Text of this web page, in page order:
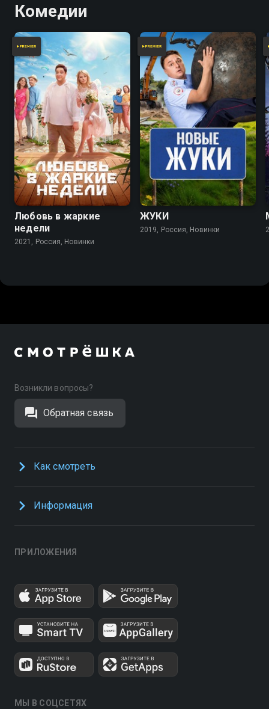
Комедии
Любовь в жаркие
недели
2021, Россия, Новинки
7.8 7.2
ЖУКИ
2019, Россия, Новинки
Возникли вопросы?
Обратная связь
Как смотреть
Информация
ПРИЛОЖЕНИЯ
МЫ В СОЦСЕТЯХ